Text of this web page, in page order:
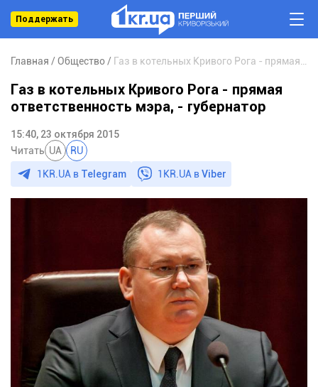
Поддержать
Главная Общество
Газ в котельных Кривого Рога - прямая
ответственность мэра, - губернатор
15:40, 23 октября 2015
Читать UA RU
1KR.UA в Telegram 1KR.UA вViber